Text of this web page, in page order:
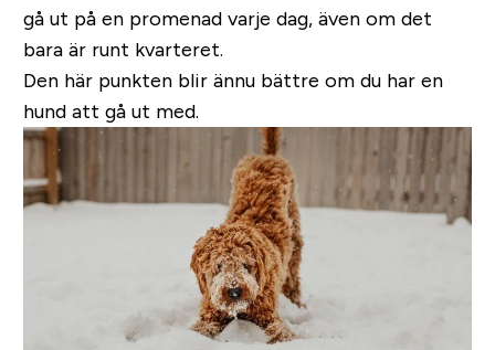
gå ut på en promenad varje dag, även om det
bara är runt kvarteret.
Den här punkten blir ännu bättre om du har en
hund att gå ut med.